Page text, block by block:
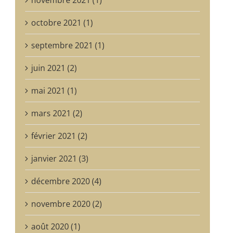
octobre 2021 (1)
septembre 2021 (1)
juin 2021 (2)
mai 2021 (1)
mars 2021 (2)
février 2021 (2)
janvier 2021 (3)
décembre 2020 (4)
novembre 2020 (2)
août 2020 (1)